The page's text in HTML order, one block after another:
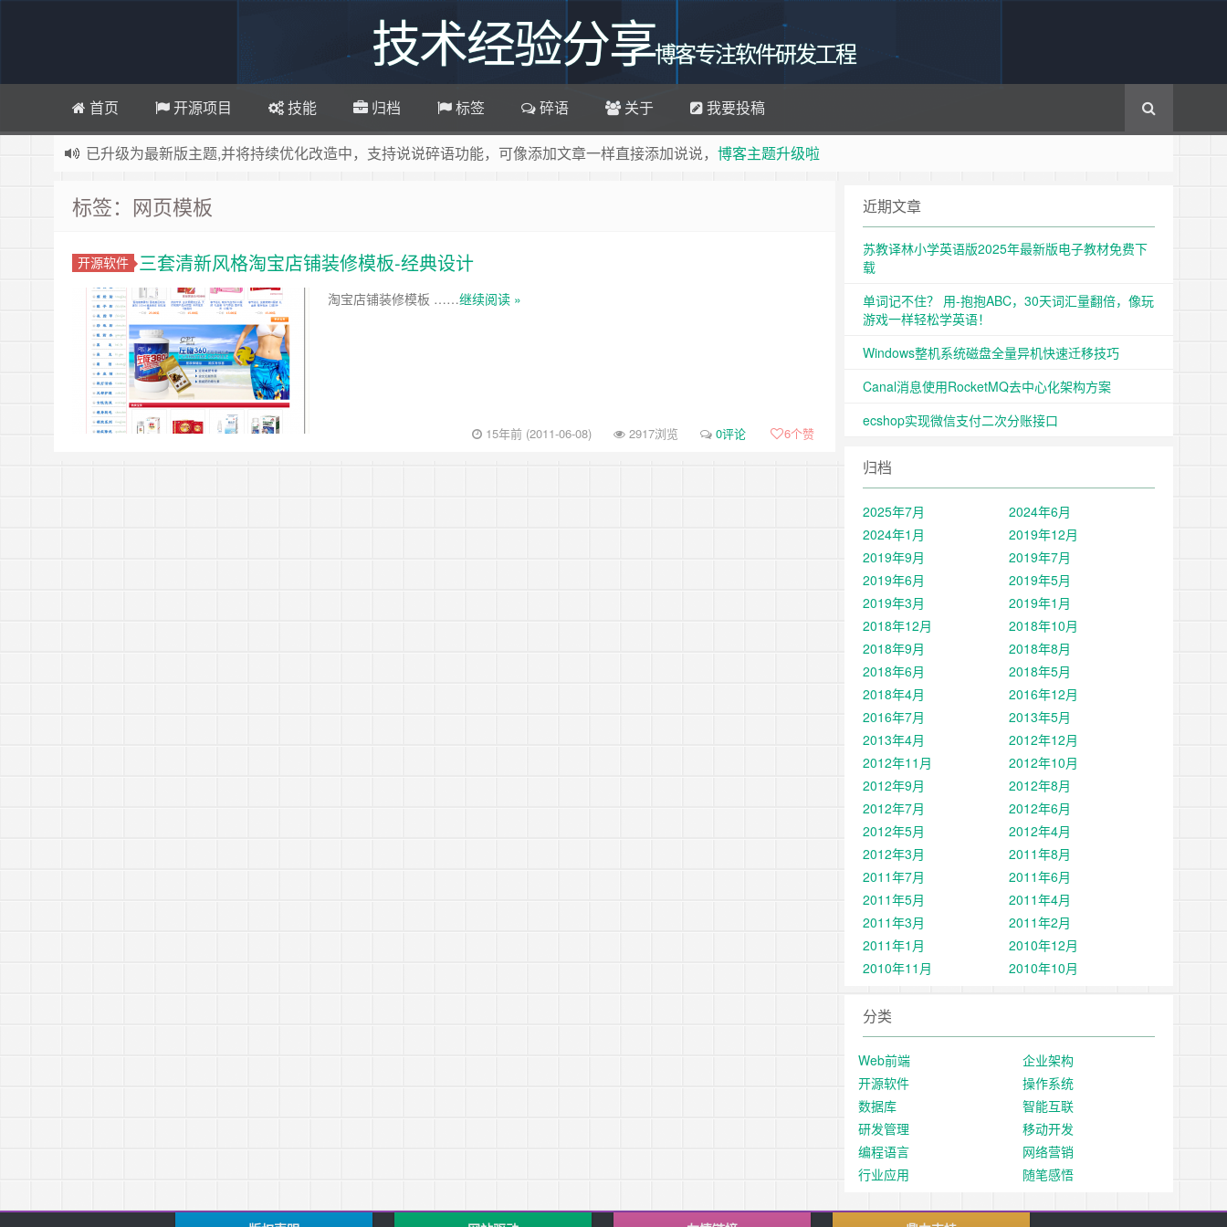
技术经验分享博客专注软件研发工程
首页 开源项目 技能 归档 标签 碎语 关于 我要投稿
已升级为最新版主题,并将持续优化改造中，支持说说碎语功能，可像添加文章一样直接添加说说， 博客主题升级啦
如果您觉得本站非常有看点，那么赶紧使用Ctrl+D 收藏百味博客吧
欢迎访问ByWei.Cn，推荐使用最新版火狐浏览器和Chrome浏览器访问本网站，加入百味博客
标签：网页模板
开源软件 三套清新风格淘宝店铺装修模板-经典设计
淘宝店铺装修模板 ……继续阅读 »
15年前 (2011-06-08) 2917浏览 0评论 6个赞
近期文章
苏教译林小学英语版2025年最新版电子教材免费下
载
单词记不住？ 用-抱抱ABC，30天词汇量翻倍，像玩
游戏一样轻松学英语！
Windows整机系统磁盘全量异机快速迁移技巧
Canal消息使用RocketMQ去中心化架构方案
ecshop实现微信支付二次分账接口
归档
2025年7月
2024年6月
2024年1月
2019年12月
2019年9月
2019年7月
2019年6月
2019年5月
2019年3月
2019年1月
2018年12月
2018年10月
2018年9月
2018年8月
2018年6月
2018年5月
2018年4月
2016年12月
2016年7月
2013年5月
2013年4月
2012年12月
2012年11月
2012年10月
2012年9月
2012年8月
2012年7月
2012年6月
2012年5月
2012年4月
2012年3月
2011年8月
2011年7月
2011年6月
2011年5月
2011年4月
2011年3月
2011年2月
2011年1月
2010年12月
2010年11月
2010年10月
分类
Web前端
企业架构
开源软件
操作系统
数据库
智能互联
研发管理
移动开发
编程语言
网络营销
行业应用
随笔感悟